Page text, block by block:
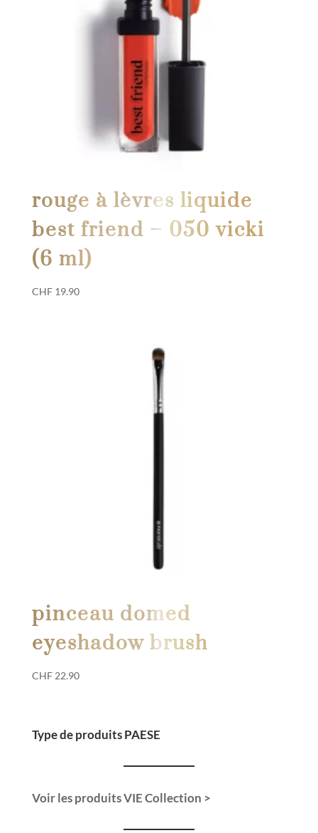
rouge à lèvres liquide
best friend – 050 vicki
(6 ml)
CHF19.90
pinceau domed
eyeshadow brush
CHF22.90
Type de produits PAESE
Voir les produits VIE Collection >